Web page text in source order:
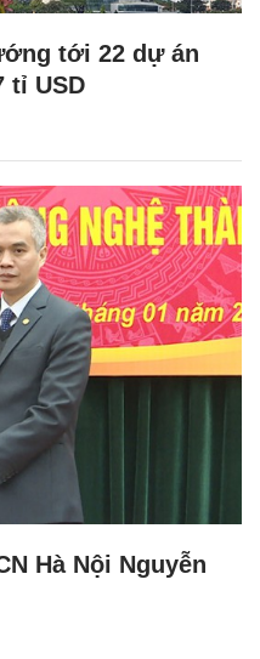
tới 22 dự án
tỉ USD
Hà Nội Nguyễn